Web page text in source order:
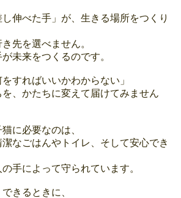
伸べた手」が、生きる場所をつくり
先を選べません。
未来をつくるのです。
すればいいかわからない」
、かたちに変えて届けてみません
に必要なのは、
なごはんやトイレ、そして安心でき
手によって守られています。
きるときに、